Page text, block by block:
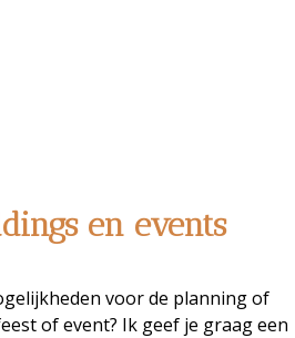
en events
voor de planning of
of event? Ik geef je graag een